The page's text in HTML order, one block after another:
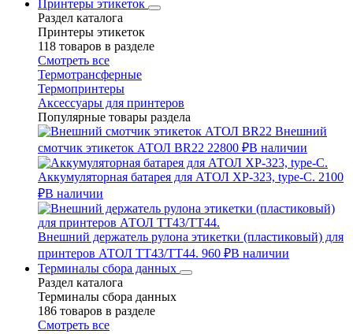
Принтеры этикеток
Раздел каталога
Принтеры этикеток
118 товаров в разделе
Смотреть все
Термотрансферные
Термопринтеры
Аксессуары для принтеров
Популярные товары раздела
Внешний
смотчик этикеток АТОЛ BR22 22800 ₽В наличии
Аккумуляторная батарея для АТОЛ XP-323, type-C. 2100
₽В наличии
Внешний держатель рулона этикетки (пластиковый) для
принтеров АТОЛ TT43/TT44. 960 ₽В наличии
Терминалы сбора данных
Раздел каталога
Терминалы сбора данных
186 товаров в разделе
Смотреть все